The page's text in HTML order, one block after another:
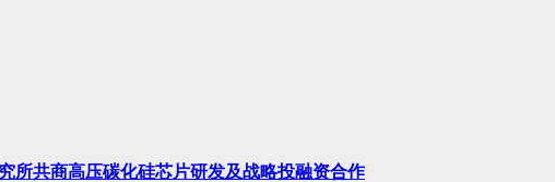
所共商高压碳化硅芯片研发及战略投融资合作